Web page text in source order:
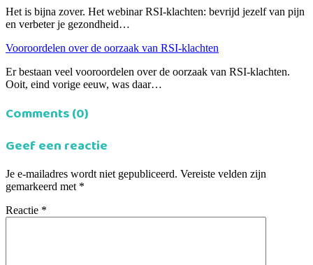
Het is bijna zover. Het webinar RSI-klachten: bevrijd jezelf van pijn
en verbeter je gezondheid…
Vooroordelen over de oorzaak van RSI-klachten
Er bestaan veel vooroordelen over de oorzaak van RSI-klachten.
Ooit, eind vorige eeuw, was daar…
Comments (0)
Geef een reactie
Je e-mailadres wordt niet gepubliceerd. Vereiste velden zijn
gemarkeerd met *
Reactie *